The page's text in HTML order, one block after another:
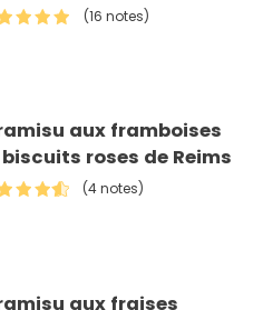
(16 notes)
aux framboises
roses de Reims
(4 notes)
aux fraises